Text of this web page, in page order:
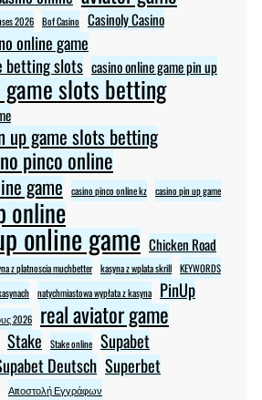
2026 Bof Casino Casinoly Casino
online game
betting slots casino online game pin up
slots betting
up game slots betting
pinco online
game casino pinco online kz casino pin up game
online
online game Chicken Road
z platnoscia muchbetter kasyna z wplata skrill KEYWORDS
natychmiastowa wypłata z kasyna PinUp
2026 real aviator game
Stake Stake online Supabet
Deutsch Superbet
Αποστολή Εγγράφων